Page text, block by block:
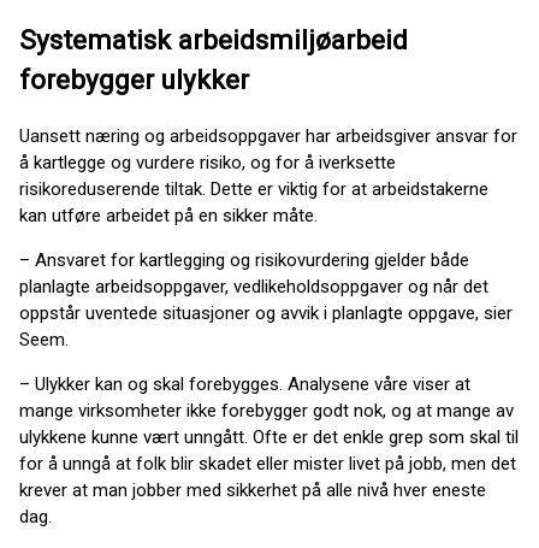
Systematisk arbeidsmiljøarbeid
forebygger ulykker
Uansett næring og arbeidsoppgaver har arbeidsgiver ansvar for
å kartlegge og vurdere risiko, og for å iverksette
risikoreduserende tiltak. Dette er viktig for at arbeidstakerne
kan utføre arbeidet på en sikker måte.
– Ansvaret for kartlegging og risikovurdering gjelder både
planlagte arbeidsoppgaver, vedlikeholdsoppgaver og når det
oppstår uventede situasjoner og avvik i planlagte oppgave, sier
Seem.
– Ulykker kan og skal forebygges. Analysene våre viser at
mange virksomheter ikke forebygger godt nok, og at mange av
ulykkene kunne vært unngått. Ofte er det enkle grep som skal til
for å unngå at folk blir skadet eller mister livet på jobb, men det
krever at man jobber med sikkerhet på alle nivå hver eneste
dag.